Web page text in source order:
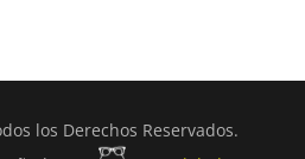
los Derechos Reservados.